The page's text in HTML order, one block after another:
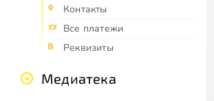
Контакты
Все платежи
Реквизиты
Медиатека